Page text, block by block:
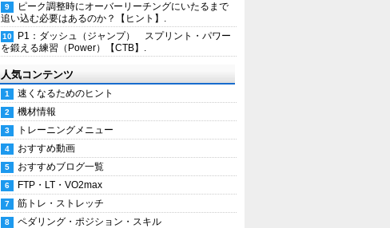
ピーク調整時にオーバーリーチングにいたるまで
追い込む必要はあるのか？【ヒント】.
P1：ダッシュ（ジャンプ） スプリント・パワー
を鍛える練習（Power）【CTB】.
人気コンテンツ
速くなるためのヒント
機材情報
トレーニングメニュー
おすすめ動画
おすすめブログ一覧
FTP・LT・VO2max
筋トレ・ストレッチ
ペダリング・ポジション・スキル